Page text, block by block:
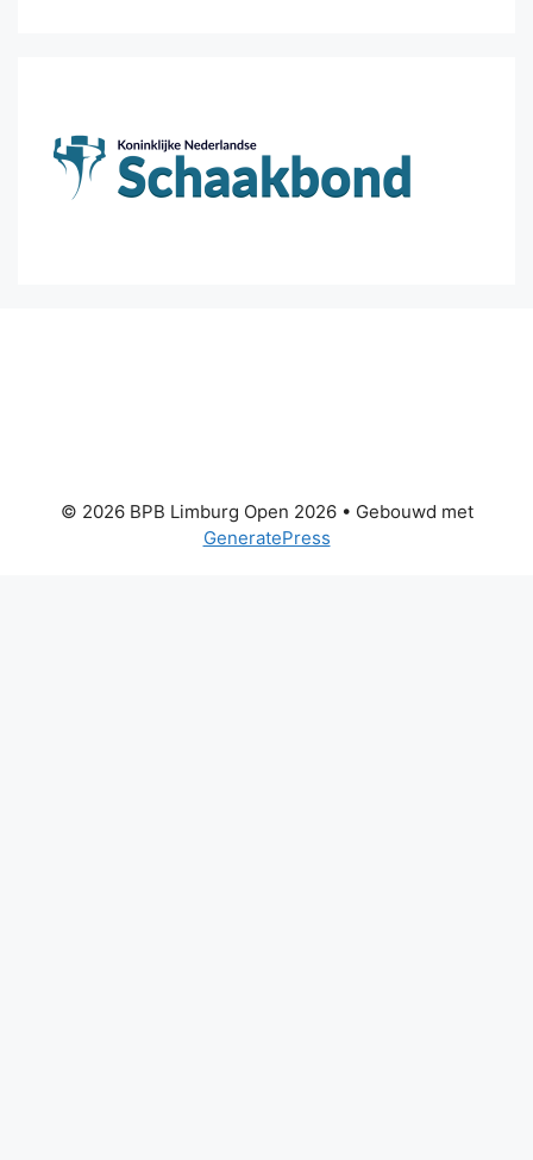
© 2026 BPB Limburg Open 2026• Gebouwd met
GeneratePress